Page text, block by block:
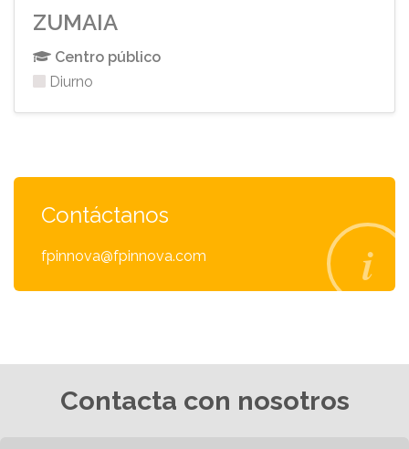
ZUMAIA
Centro público
Diurno
Contáctanos
fpinnova@fpinnova.com
Contacta con nosotros